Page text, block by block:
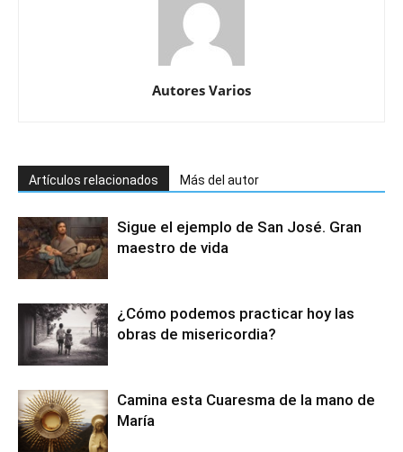
Autores Varios
Artículos relacionados Más del autor
Sigue el ejemplo de San José. Gran
maestro de vida
¿Cómo podemos practicar hoy las
obras de misericordia?
Camina esta Cuaresma de la mano de
María